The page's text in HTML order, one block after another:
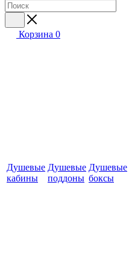
Корзина 0
Душевые
кабины
Душевые
поддоны
Душевые
боксы